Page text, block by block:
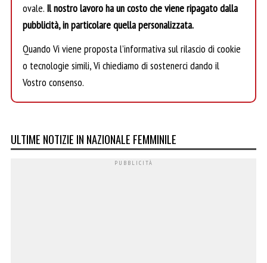
ovale. Il nostro lavoro ha un costo che viene ripagato dalla
pubblicità, in particolare quella personalizzata.
Quando Vi viene proposta l’informativa sul rilascio di cookie
o tecnologie simili, Vi chiediamo di sostenerci dando il
Vostro consenso.
ULTIME NOTIZIE IN NAZIONALE FEMMINILE